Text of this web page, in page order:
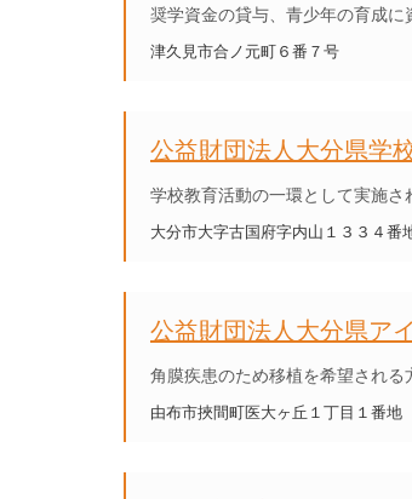
奨学資金の貸与、青少年の育成
津久見市合ノ元町６番７号
公益財団法人大分県学
学校教育活動の一環として実施
大分市大字古国府字内山１３３４番
公益財団法人大分県ア
角膜疾患のため移植を希望され
由布市挾間町医大ヶ丘１丁目１番地